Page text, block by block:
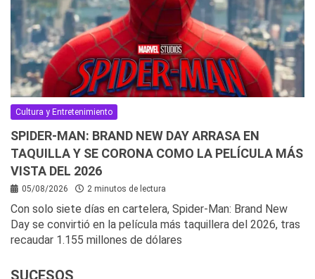
Cultura y Entretenimiento
SPIDER-MAN: BRAND NEW DAY ARRASA EN
TAQUILLA Y SE CORONA COMO LA PELÍCULA MÁS
VISTA DEL 2026
05/08/2026 2 minutos de lectura
Con solo siete días en cartelera, Spider-Man: Brand New
Day se convirtió en la película más taquillera del 2026, tras
recaudar 1.155 millones de dólares
SUCESOS